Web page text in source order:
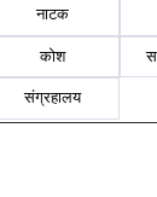
नाटक
कोश
संग्रहालय